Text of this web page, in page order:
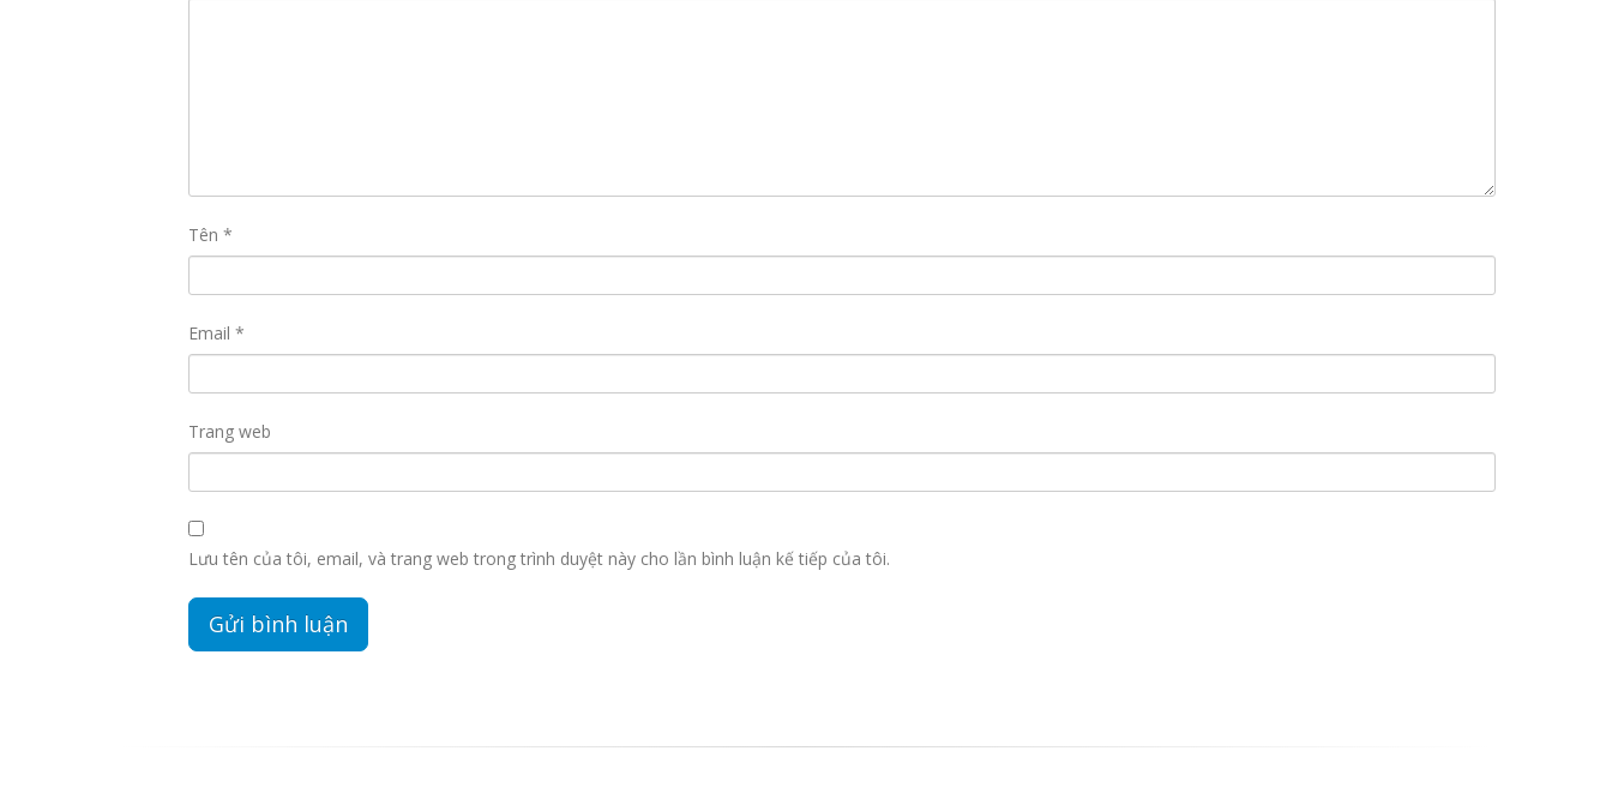
Tên *
Email *
Trang web
Lưu tên của tôi, email, và trang web trong trình duyệt này cho lần bình luận kế tiếp của tôi.